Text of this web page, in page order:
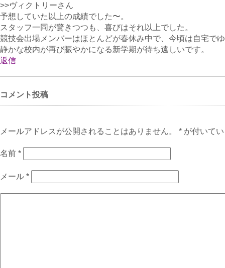
>>ヴィクトリーさん
予想していた以上の成績でした〜。
スタッフ一同が驚きつつも、喜びはそれ以上でした。
競技会出場メンバーはほとんどが春休み中で、今頃は自宅で
静かな校内が再び賑やかになる新学期が待ち遠しいです。
返信
コメント投稿
メールアドレスが公開されることはありません。 * が付いて
名前 *
メール *